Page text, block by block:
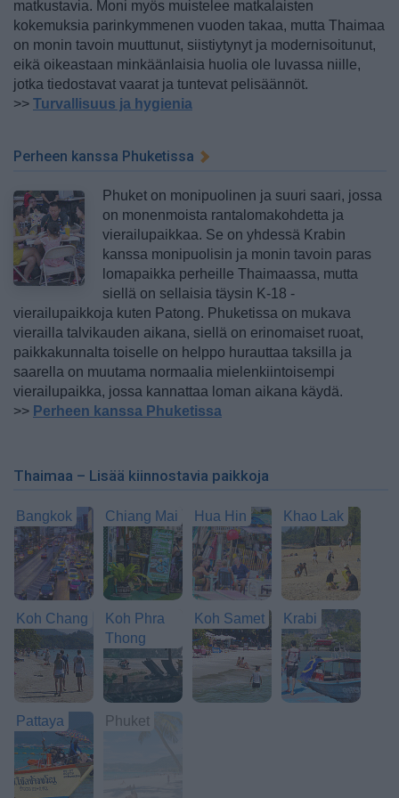
matkustavia. Moni myös muistelee matkalaisten
kokemuksia parinkymmenen vuoden takaa, mutta Thaimaa
on monin tavoin muuttunut, siistiytynyt ja modernisoitunut,
eikä oikeastaan minkäänlaisia huolia ole luvassa niille,
jotka tiedostavat vaarat ja tuntevat pelisäännöt.
>> Turvallisuus ja hygienia
Perheen kanssa Phuketissa
Phuket on monipuolinen ja suuri saari, jossa
on monenmoista rantalomakohdetta ja
vierailupaikkaa. Se on yhdessä Krabin
kanssa monipuolisin ja monin tavoin paras
lomapaikka perheille Thaimaassa, mutta
siellä on sellaisia täysin K-18 -
vierailupaikkoja kuten Patong. Phuketissa on mukava
vierailla talvikauden aikana, siellä on erinomaiset ruoat,
paikkakunnalta toiselle on helppo hurauttaa taksilla ja
saarella on muutama normaalia mielenkiintoisempi
vierailupaikka, jossa kannattaa loman aikana käydä.
>> Perheen kanssa Phuketissa
Thaimaa – Lisää kiinnostavia paikkoja
Bangkok Chiang Mai Hua Hin Khao Lak
Koh Chang
Koh Phra
Thong
Koh Samet Krabi
Pattaya Phuket